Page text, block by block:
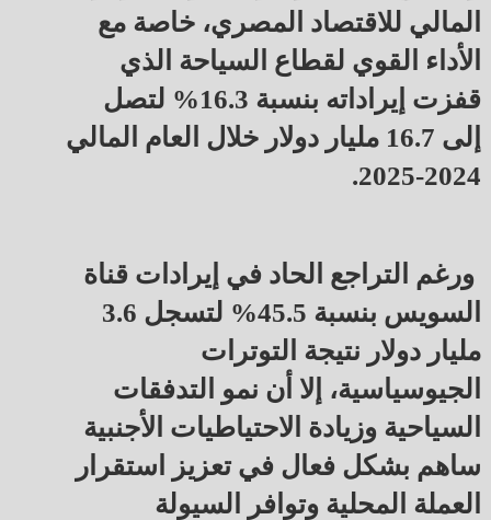
المالي للاقتصاد المصري، خاصة مع
الأداء القوي لقطاع السياحة الذي
قفزت إيراداته بنسبة 16.3% لتصل
إلى 16.7 مليار دولار خلال العام المالي
2024-2025.
ورغم التراجع الحاد في إيرادات قناة
السويس بنسبة 45.5% لتسجل 3.6
مليار دولار نتيجة التوترات
الجيوسياسية، إلا أن نمو التدفقات
السياحية وزيادة الاحتياطيات الأجنبية
ساهم بشكل فعال في تعزيز استقرار
العملة المحلية وتوافر السيولة